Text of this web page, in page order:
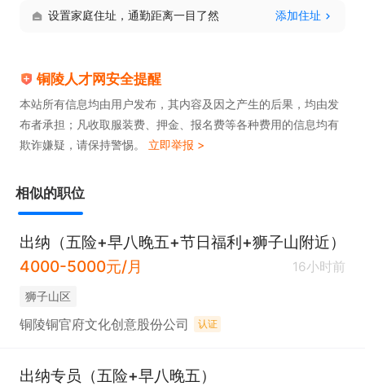
设置家庭住址，通勤距离一目了然 添加住址
铜陵人才网安全提醒
本站所有信息均由用户发布，其内容及因之产生的后果，均由发
布者承担；凡收取服装费、押金、报名费等各种费用的信息均有
欺诈嫌疑，请保持警惕。 立即举报 >
相似的职位
出纳（五险+早八晚五+节日福利+狮子山附近）
4000-5000元/月
16小时前
狮子山区
铜陵铜官府文化创意股份公司 认证
出纳专员（五险+早八晚五）